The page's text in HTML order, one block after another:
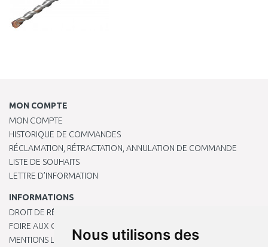
Nous utilisons des
MON COMPTE
MON COMPTE
HISTORIQUE DE COMMANDES
RÉCLAMATION, RÉTRACTATION, ANNULATION DE COMMANDE
LISTE DE SOUHAITS
LETTRE D’INFORMATION
INFORMATIONS
DROIT DE RÉTRACTATION
FOIRE AUX QUESTIONS
MENTIONS LÉGALES